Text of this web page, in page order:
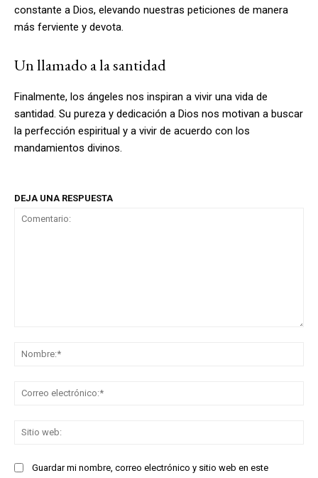
constante a Dios, elevando nuestras peticiones de manera
más ferviente y devota.
Un llamado a la santidad
Finalmente, los ángeles nos inspiran a vivir una vida de
santidad. Su pureza y dedicación a Dios nos motivan a buscar
la perfección espiritual y a vivir de acuerdo con los
mandamientos divinos.
DEJA UNA RESPUESTA
Guardar mi nombre, correo electrónico y sitio web en este